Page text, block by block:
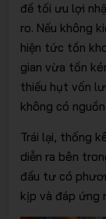
đề tối ưu lợi
ro. Nếu không
hiện tức tồn
gian vừa tốn
thiếu hụt vốn
không có
Trái lại, thống
diễn ra bên
đầu tư có
kịp và đáp ứng